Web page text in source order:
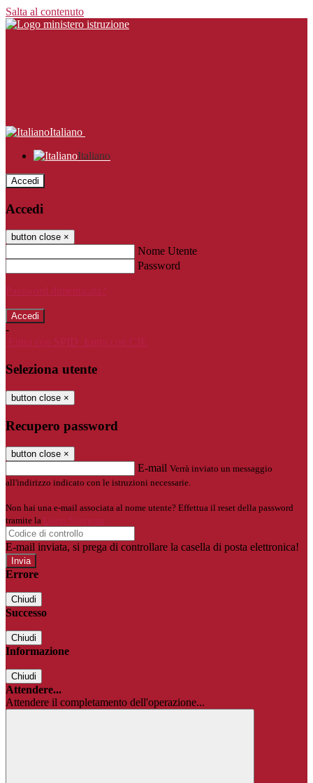
Salta al contenuto
Italiano
Italiano
Accedi
Accedi
button close ×
Nome Utente
Password
Password dimenticata?
-
Entra con SPID
Entra con CIE
Seleziona utente
button close ×
Recupero password
button close ×
E-mail Verrà inviato un messaggio
all'indirizzo indicato con le istruzioni necessarie.
Non hai una e-mail associata al nome utente? Effettua il reset della password
tramite la
Login Spaggiari
E-mail inviata, si prega di controllare la casella di posta elettronica!
Errore
Chiudi
Successo
Chiudi
Informazione
Chiudi
Attendere...
Attendere il completamento dell'operazione...